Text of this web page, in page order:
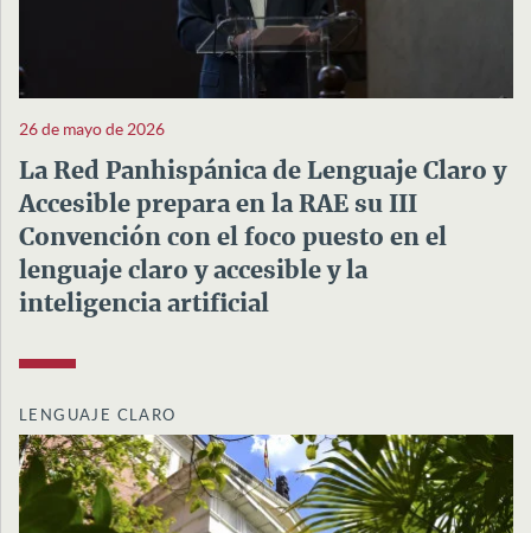
26 de mayo de 2026
La Red Panhispánica de Lenguaje Claro y
Accesible prepara en la RAE su III
Convención con el foco puesto en el
lenguaje claro y accesible y la
inteligencia artificial
LENGUAJE CLARO